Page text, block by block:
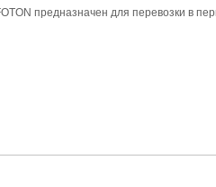
предназначен для перевозки в